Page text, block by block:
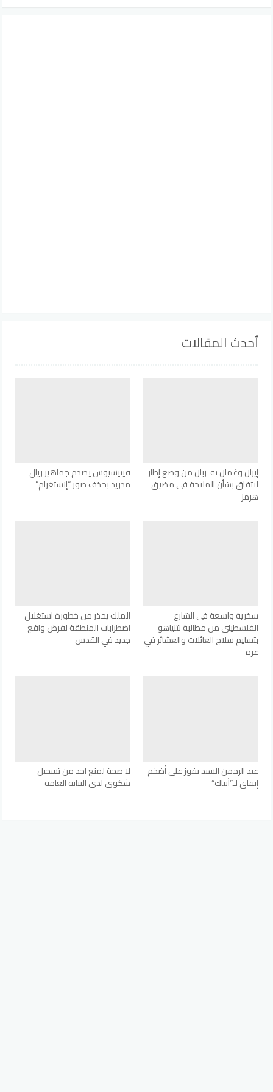
أحدث المقالات
إيران وعُمان تقتربان من وضع إطار
لاتفاق بشأن الملاحة في مضيق
هرمز
فينيسيوس يصدم جماهير ريال
مدريد بحذف صور “إنستغرام”
سخرية واسعة في الشارع
الفلسطيني من مطالبة نتنياهو
بتسليم سلاح العائلات والعشائر في
غزة
الملك يحذر من خطورة استغلال
اضطرابات المنطقة لفرض واقع
جديد في القدس
عبد الرحمن السيد يفوز على أضخم
إنفاق لـ”أيباك”
لا صحة لمنع احد من تسجيل
شكوى لدى النيابة العامة